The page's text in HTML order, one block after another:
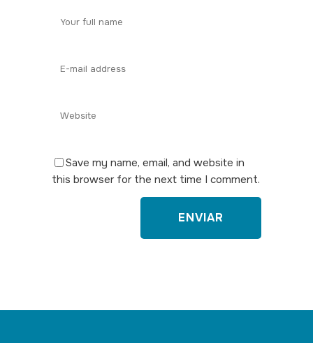
Save my name, email, and website in
this browser for the next time I comment.